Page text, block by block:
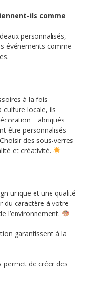
ils comme
personnalisés,
événements comme
à la fois
culture locale, ils
Fabriqués
être personnalisés
des sous-verres
et créativité.
unique et une qualité
du caractère à votre
l’environnement.
garantissent à la
permet de créer des